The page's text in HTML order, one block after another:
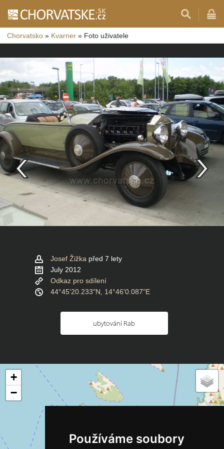
Používáme soubory
Chorvatsko » Kvarner » Foto uživatele
Josef Žižka před 7 lety
July 2012
Odkaz pro sdílení
44°45'20.233"N, 14°46'0.087"E
ubytování Rab
+
−